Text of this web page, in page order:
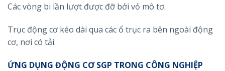
Các vòng bi lần lượt được đỡ bởi vỏ mô tơ.
Trục động cơ kéo dài qua các ổ trục ra bên ngoài động
cơ, nơi có tải.
ỨNG DỤNG ĐỘNG CƠ SGP TRONG CÔNG NGHIỆP